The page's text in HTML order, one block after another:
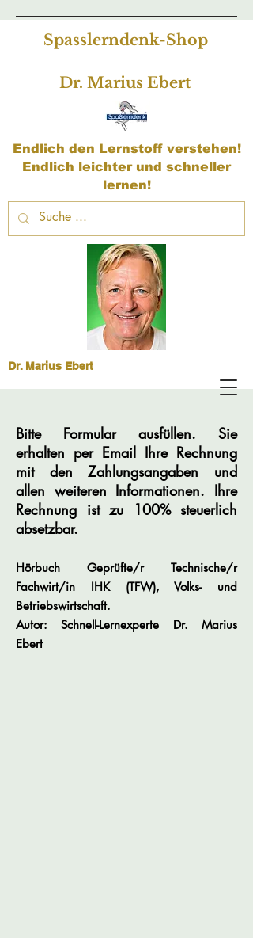
Spasslerndenk-Shop
Dr. Marius Ebert
Endlich den Lernstoff verstehen!
Endlich leichter und schneller
lernen!
Dr. Marius Ebert
Bitte Formular ausfüllen. Sie
erhalten per Email Ihre Rechnung
mit den Zahlungsangaben und
allen weiteren Informationen. Ihre
Rechnung ist zu 100% steuerlich
absetzbar.
Hörbuch Geprüfte/r Technische/r
Fachwirt/in IHK (TFW), Volks- und
Betriebswirtschaft.
Autor: Schnell-Lernexperte Dr. Marius
Ebert